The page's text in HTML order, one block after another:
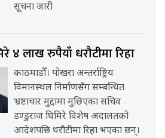
सूचना जारी
४ लाख रुपैयाँ धरौटीमा रिहा
काठमाडौँ। पोखरा अन्तर्राष्ट्रिय
विमानस्थल निर्माणसँग सम्बन्धित
भ्रष्टाचार मुद्दामा मुछिएका सचिव
डण्डुराज घिमिरे विशेष अदालतको
आदेशपछि धरौटीमा रिहा भएका छन्।